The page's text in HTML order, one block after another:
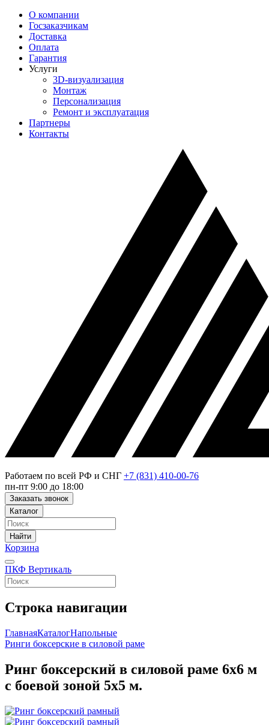
О компании
Госзаказчикам
Доставка
Оплата
Гарантия
Услуги
3D-визуализация
Монтаж
Персонализация
Ремонт и эксплуатация
Партнеры
Контакты
Работаем по всей РФ и СНГ +7 (831) 410-00-76
пн-пт 9:00 до 18:00
Заказать звонок
Каталог
Найти
Корзина
ПКФ Вертикаль
Строка навигации
ГлавнаяКаталогНапольные
Ринги боксерские в силовой раме
Ринг боксерский в силовой раме 6х6 м
с боевой зоной 5х5 м.